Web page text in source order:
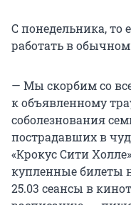
С понедельника, то
работать в
— Мы скорбим со
к объявленному
соболезнования
пострадавших в
«Крокус Сити
купленные билеты
25.03 сеансы в